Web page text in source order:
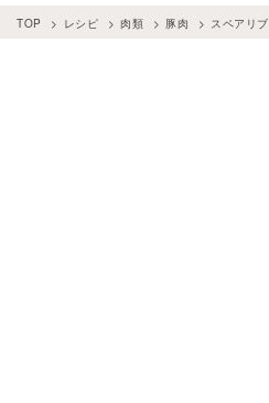
TOP レシピ 肉類 豚肉 スペアリブ